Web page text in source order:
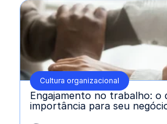
Cultura organizacional
Engajamento no trabalho: o
importância para seu